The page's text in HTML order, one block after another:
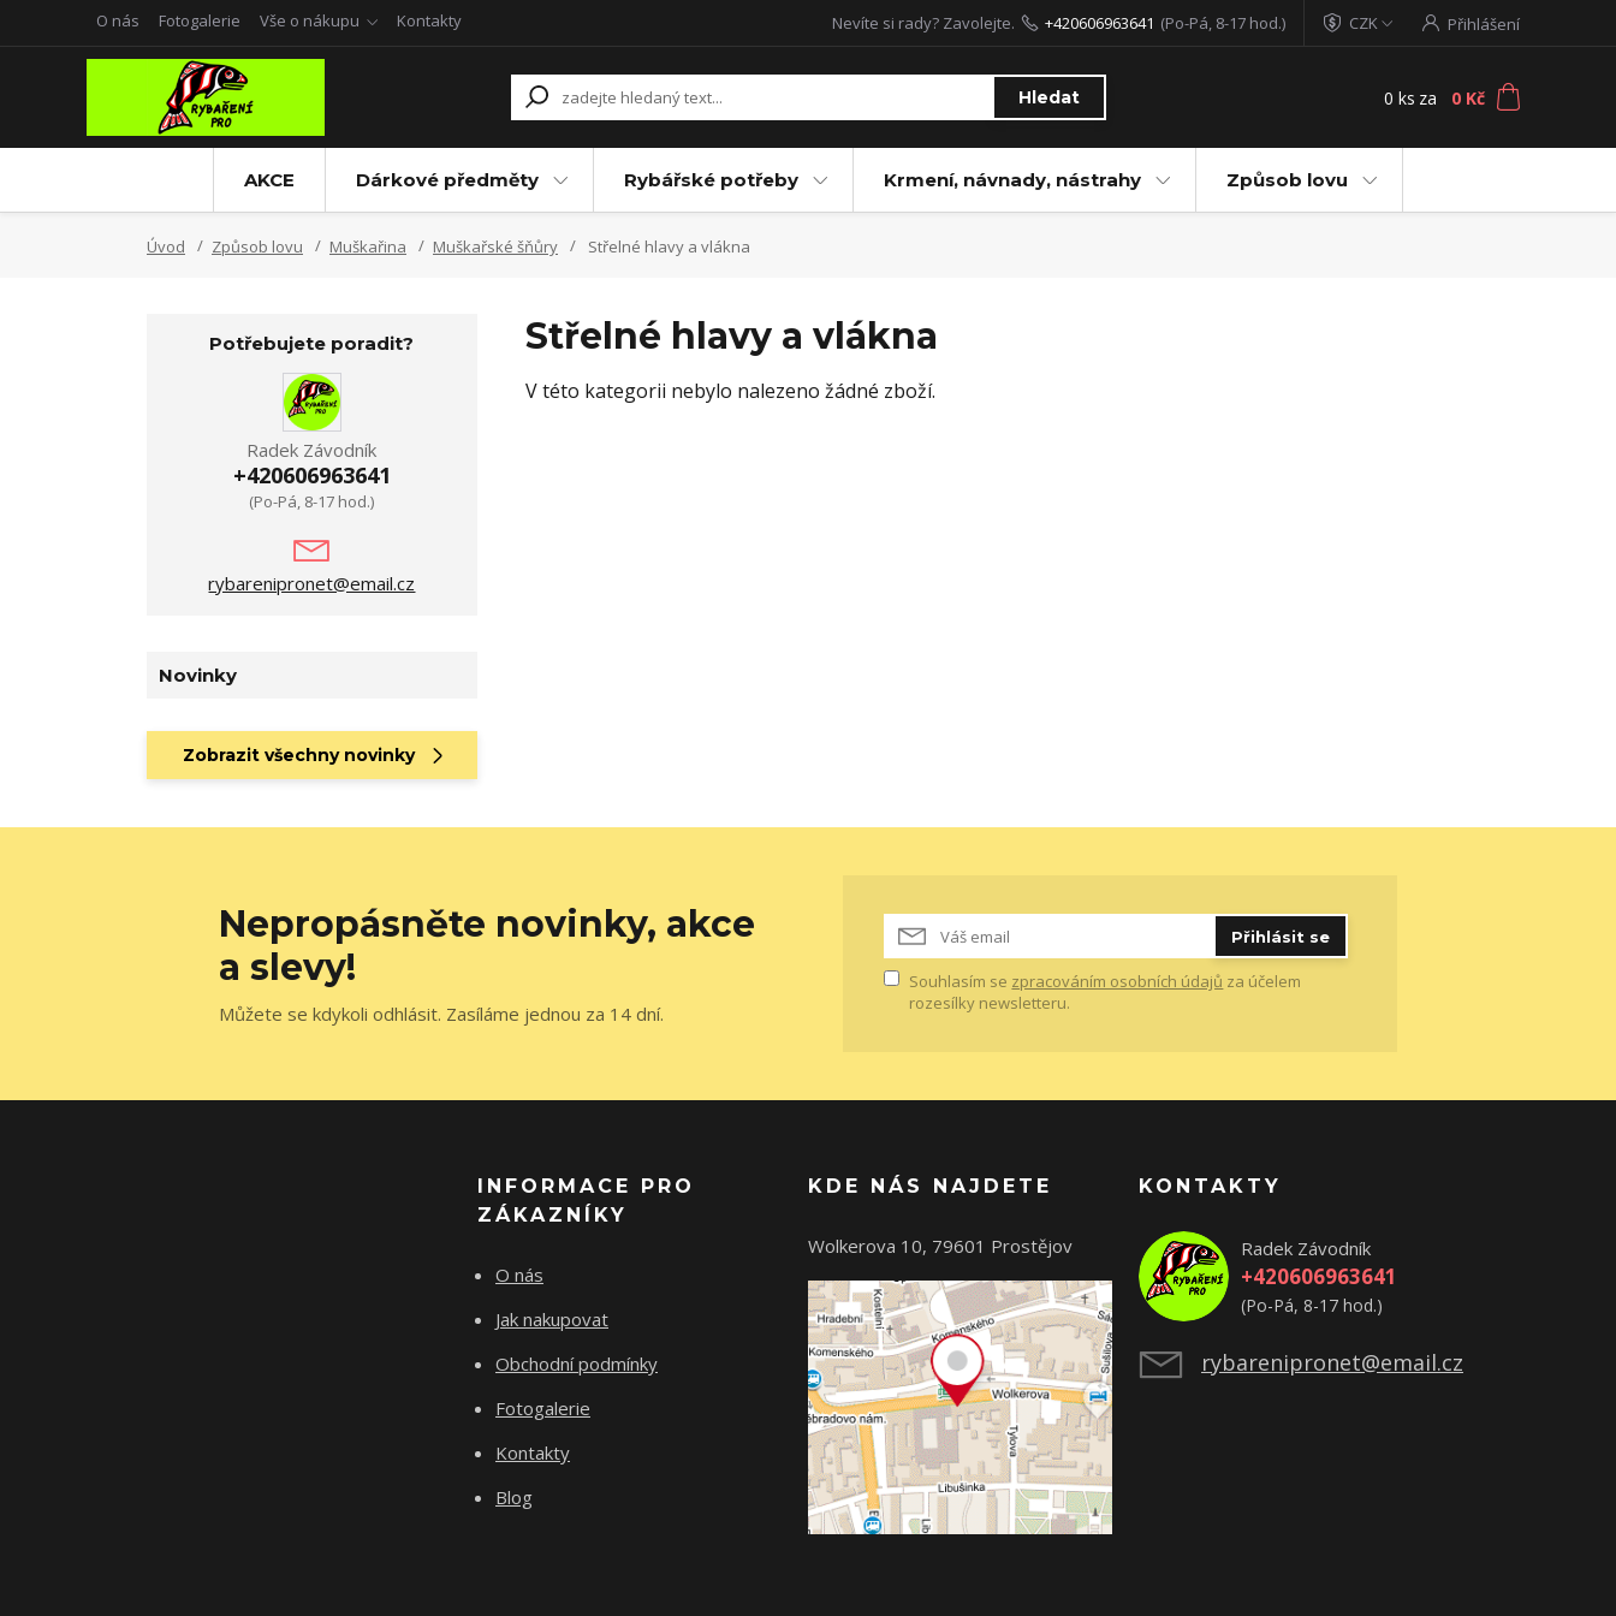
O nás Fotogalerie Vše o nákupu Kontakty CZK Přihlášení
Hledat
Nevíte si rady? Zavolejte. +420606963641 (Po-Pá, 8-17 hod.)
0 ks za 0 Kč
AKCE Dárkové předměty Rybářské potřeby Krmení, návnady, nástrahy Způsob lovu
Úvod Způsob lovu Muškařina Muškařské šňůry Střelné hlavy a vlákna
Střelné hlavy a vlákna
V této kategorii nebylo nalezeno žádné zboží.
Potřebujete poradit?
Radek Závodník
+420606963641
(Po-Pá, 8-17 hod.)
rybarenipronet@email.cz
Novinky
Zobrazit všechny novinky
Nepropásněte novinky, akce
a slevy!
Můžete se kdykoli odhlásit. Zasíláme jednou za 14 dní.
Přihlásit se
Souhlasím se zpracováním osobních údajů za účelem
rozesílky newsletteru.
INFORMACE PRO
ZÁKAZNÍKY
O nás
Jak nakupovat
Obchodní podmínky
Fotogalerie
Kontakty
Blog
KDE NÁS NAJDETE
Wolkerova 10, 79601 Prostějov
KONTAKTY
Radek Závodník
+420606963641
(Po-Pá, 8-17 hod.)
rybarenipronet@email.cz